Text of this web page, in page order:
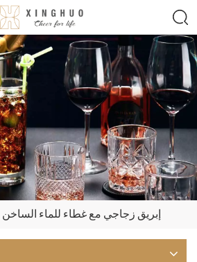
إبريق زجاجي مع غطاء للماء الساخن